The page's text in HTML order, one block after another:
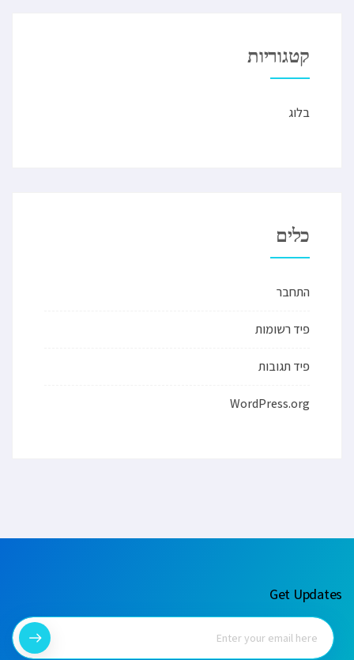
קטגוריות
בלוג
כלים
התחבר
פיד רשומות
פיד תגובות
WordPress.org
Get Updates